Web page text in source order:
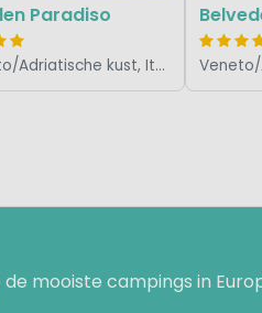
Paradiso
Veneto/Adriatische kust, Italië
mooiste campings in